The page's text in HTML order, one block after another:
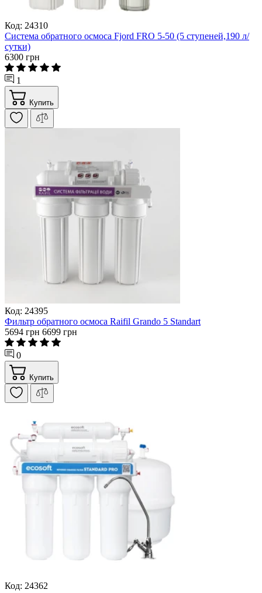
Код: 24310
Система обратного осмоса Fjord FRO 5-50 (5 ступеней,190 л/
сутки)
6300 грн
1
Купить
Код: 24395
Фильтр обратного осмоса Raifil Grando 5 Standart
5694 грн 6699 грн
0
Купить
Код: 24362